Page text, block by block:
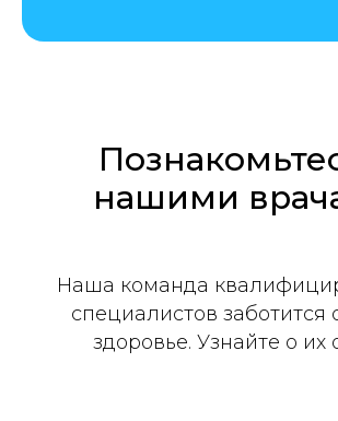
нашими
Наша команда
специалистов заботится
здоровье. Узнайте о их